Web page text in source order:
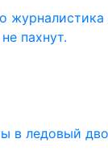
пахнут.
в ледовый